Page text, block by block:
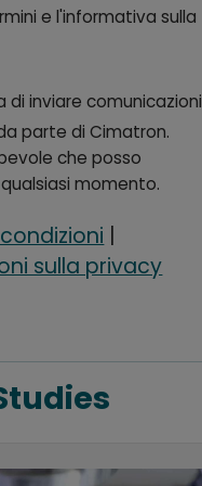
e l'informativa sulla
di inviare comunicazioni
parte di Cimatron.
che posso
momento.
|
sulla privacy